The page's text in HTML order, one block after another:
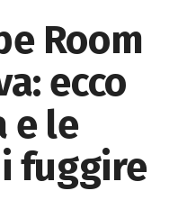
Room
ecco
e le
fuggire